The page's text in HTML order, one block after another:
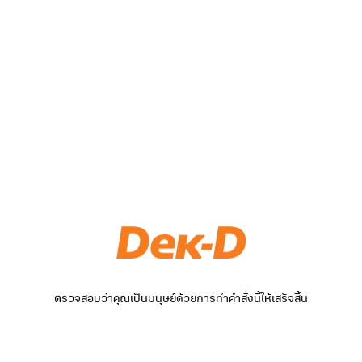
ตรวจสอบว่าคุณเป็นมนุษย์ด้วยการทำคำสั่งนี้ให้เสร็จสิ้น